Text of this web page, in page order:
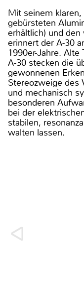
Mit seinem
gebürsteten
erhältlich) und
erinnert der A-30
1990er-Jahre.
A-30 stecken die
gewonnenen
Stereozweige des
und mechanisch
besonderen
bei der
stabilen,
walten lassen.